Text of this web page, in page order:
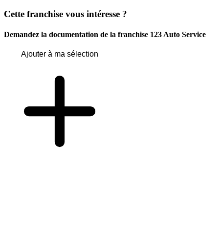
Cette franchise vous intéresse ?
Demandez la documentation de la franchise 123 Auto Service
Ajouter à ma sélection